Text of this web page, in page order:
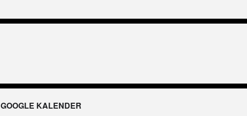
GOOGLE KALENDER